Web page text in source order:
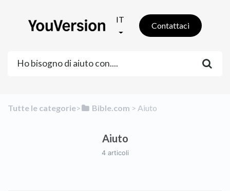
IT
Contattaci
Tutte le categorie​>​ ​Bible.com ​ > ​ ​Aiuto
Aiuto
4 articoli